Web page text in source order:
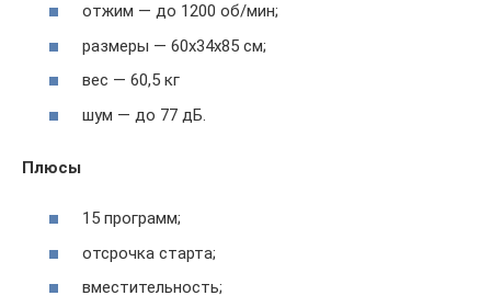
отжим — до 1200 об/мин;
размеры — 60x34x85 см;
вес — 60,5 кг
шум — до 77 дБ.
Плюсы
15 программ;
отсрочка старта;
вместительность;